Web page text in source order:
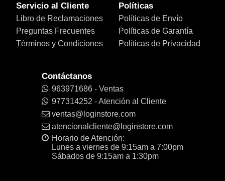
Servicio al Cliente
Libro de Reclamaciones
Preguntas Frecuentes
Términos y Condiciones
Políticas
Políticas de Envío
Políticas de Garantía
Políticas de Privacidad
Contáctanos
963971686 - Ventas
977314252 - Atención al Cliente
ventas@loginstore.com
atencionalcliente@loginstore.com
Horario de Atención:
Lunes a viernes de 9:15am a 7:00pm
Sábados de 9:15am a 1:30pm